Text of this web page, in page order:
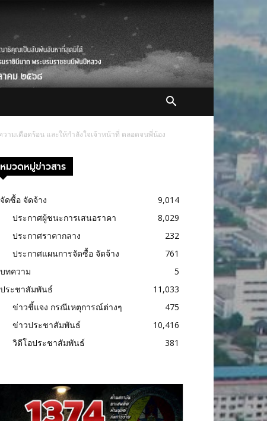
ามเดือดร้อน และให้กำลังใจเจ้าหน้าที่ ตลอดจนพี่น้อง
หมวดหมู่ข่าวสาร
จัดซื้อ จัดจ้าง
9,014
ประกาศผู้ชนะการเสนอราคา
8,029
ประกาศราคากลาง
232
ประกาศแผนการจัดซื้อ จัดจ้าง
761
บทความ
5
ประชาสัมพันธ์
11,033
ข่าวชี้แจง กรณีเหตุการณ์ต่างๆ
475
ข่าวประชาสัมพันธ์
10,416
วิดีโอประชาสัมพันธ์
381